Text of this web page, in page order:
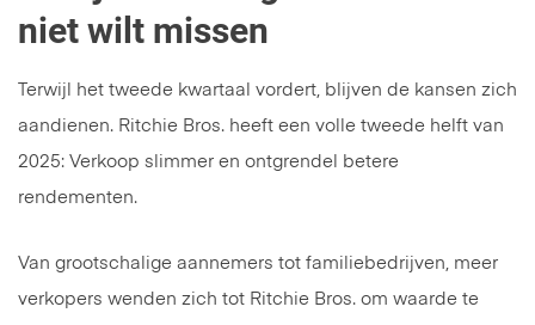
niet wilt missen
Terwijl het tweede kwartaal vordert, blijven de kansen zich
aandienen. Ritchie Bros. heeft een volle tweede helft van
2025: Verkoop slimmer en ontgrendel betere
rendementen.
Van grootschalige aannemers tot familiebedrijven, meer
verkopers wenden zich tot Ritchie Bros. om waarde te